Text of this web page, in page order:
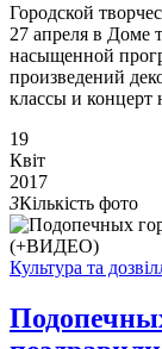
Городской
27 апреля в Доме
насыщенной
произведений
классы и концерт
19
Квіт
2017
3Кількість фото
Культура та